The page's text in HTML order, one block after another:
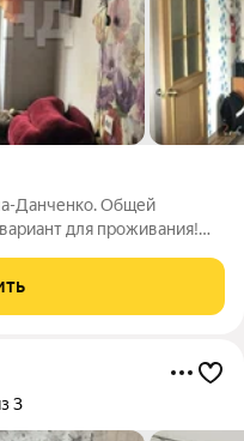
Данченко. Общей
для проживания!
ремонт, большая лоджия
3